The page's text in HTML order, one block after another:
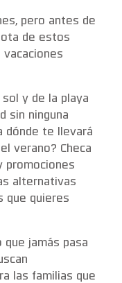
pero antes de
de estos
vacaciones
y de la playa
sin ninguna
dónde te llevará
verano? Checa
promociones
alternativas
que quieres
que jamás pasa
las familias que